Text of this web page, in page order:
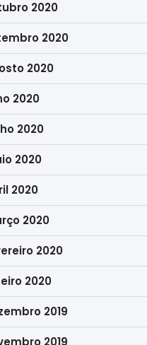
2020
2020
2020
2020
2020
2020
2020
2020
2020
2020
2019
2019